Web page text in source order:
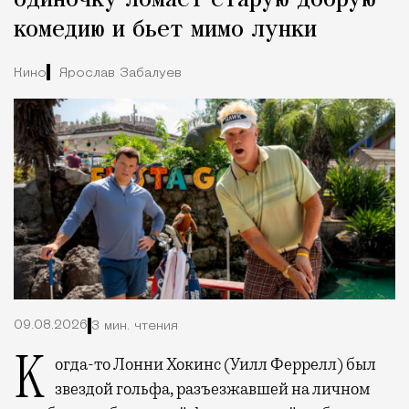
комедию и бьет мимо лунки
Кино Ярослав Забалуев
09.08.2026 3 мин. чтения
Когда-то Лонни Хокинс (Уилл Феррелл) был звездой гольфа, разъезжавшей на личном